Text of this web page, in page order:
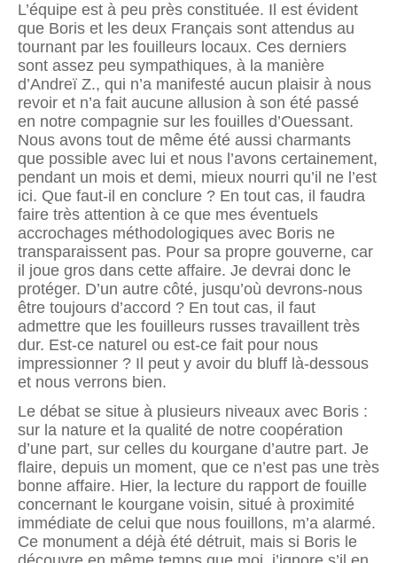
L’équipe est à peu près constituée. Il est évident
que Boris et les deux Français sont attendus au
tournant par les fouilleurs locaux. Ces derniers
sont assez peu sympathiques, à la manière
d’Andreï Z., qui n’a manifesté aucun plaisir à nous
revoir et n’a fait aucune allusion à son été passé
en notre compagnie sur les fouilles d’Ouessant.
Nous avons tout de même été aussi charmants
que possible avec lui et nous l’avons certainement,
pendant un mois et demi, mieux nourri qu’il ne l’est
ici. Que faut-il en conclure ? En tout cas, il faudra
faire très attention à ce que mes éventuels
accrochages méthodologiques avec Boris ne
transparaissent pas. Pour sa propre gouverne, car
il joue gros dans cette affaire. Je devrai donc le
protéger. D’un autre côté, jusqu’où devrons-nous
être toujours d’accord ? En tout cas, il faut
admettre que les fouilleurs russes travaillent très
dur. Est-ce naturel ou est-ce fait pour nous
impressionner ? Il peut y avoir du bluff là-dessous
et nous verrons bien.
Le débat se situe à plusieurs niveaux avec Boris :
sur la nature et la qualité de notre coopération
d’une part, sur celles du kourgane d’autre part. Je
flaire, depuis un moment, que ce n’est pas une très
bonne affaire. Hier, la lecture du rapport de fouille
concernant le kourgane voisin, situé à proximité
immédiate de celui que nous fouillons, m’a alarmé.
Ce monument a déjà été détruit, mais si Boris le